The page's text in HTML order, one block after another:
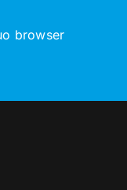
browser